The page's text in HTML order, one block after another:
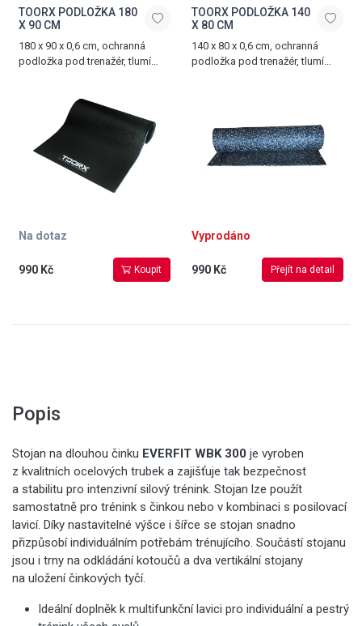
TOORX PODLOŽKA 180
X 90 CM
180 x 90 x 0,6 cm, ochranná
podložka pod trenažér, tlumí
Na dotaz
990 Kč Koupit
TOORX PODLOŽKA 140
X 80 CM
140 x 80 x 0,6 cm, ochranná
podložka pod trenažér, tlumí
Vyprodáno
990 Kč Přejít na detail
Popis
Stojan na dlouhou činku EVERFIT WBK 300 je vyroben
z kvalitních ocelových trubek a zajišťuje tak bezpečnost
a stabilitu pro intenzivní silový trénink. Stojan lze použít
samostatně pro trénink s činkou nebo v kombinaci s posilovací
lavicí. Díky nastavitelné výšce i šířce se stojan snadno
přizpůsobí individuálním potřebám trénujícího. Součástí stojanu
jsou i trny na odkládání kotoučů a dva vertikální stojany
na uložení činkových tyčí.
Ideální doplněk k multifunkční lavici pro individuální a pestrý